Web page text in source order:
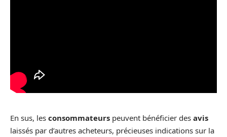
En sus, les consommateurs peuvent bénéficier des avis
laissés par d’autres acheteurs, précieuses indications sur la